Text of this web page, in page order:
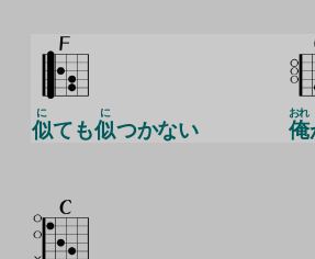
似
に
ても似
に
つかない 俺
おれ